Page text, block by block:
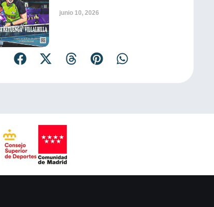
junio 10, 2026